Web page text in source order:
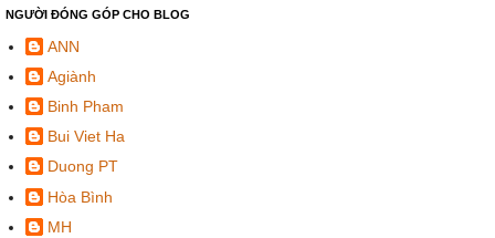
NGƯỜI ĐÓNG GÓP CHO BLOG
ANN
Agiành
Binh Pham
Bui Viet Ha
Duong PT
Hòa Bình
MH